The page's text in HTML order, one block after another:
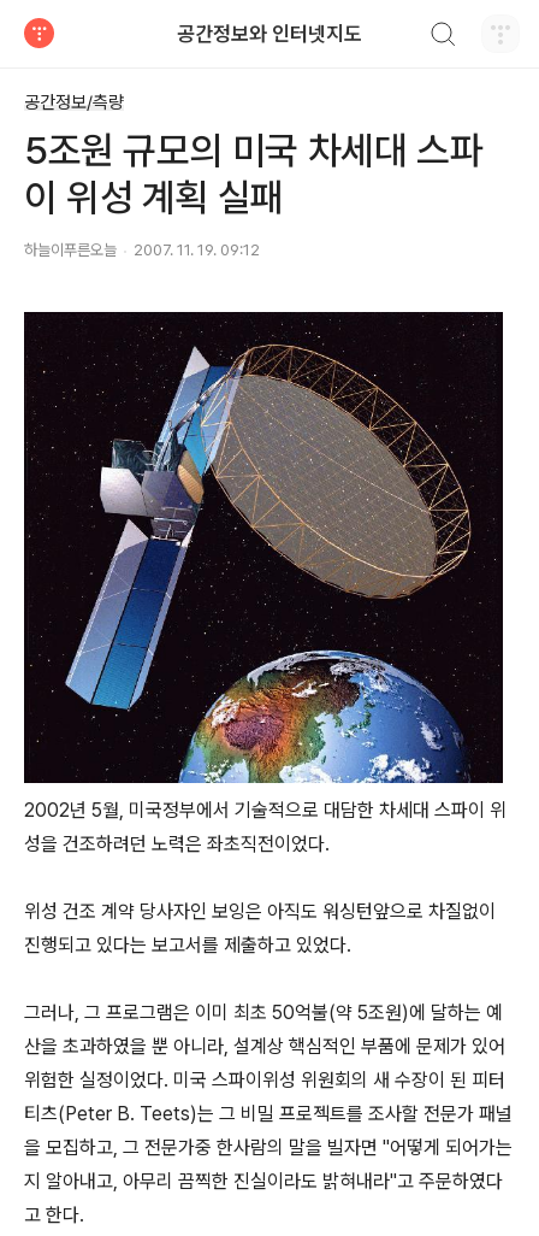
공간정보와 인터넷지도
공간정보/측량
5조원 규모의 미국 차세대 스파
이 위성 계획 실패
하늘이푸른오늘 2007. 11. 19. 09:12
2002년 5월, 미국정부에서 기술적으로 대담한 차세대 스파이 위
성을 건조하려던 노력은 좌초직전이었다.
위성 건조 계약 당사자인 보잉은 아직도 워싱턴앞으로 차질없이
진행되고 있다는 보고서를 제출하고 있었다.
그러나, 그 프로그램은 이미 최초 50억불(약 5조원)에 달하는 예
산을 초과하였을 뿐 아니라, 설계상 핵심적인 부품에 문제가 있어
위험한 실정이었다. 미국 스파이위성 위원회의 새 수장이 된 피터
티츠(Peter B. Teets)는 그 비밀 프로젝트를 조사할 전문가 패널
을 모집하고, 그 전문가중 한사람의 말을 빌자면 "어떻게 되어가는
지 알아내고, 아무리 끔찍한 진실이라도 밝혀내라"고 주문하였다
고 한다.